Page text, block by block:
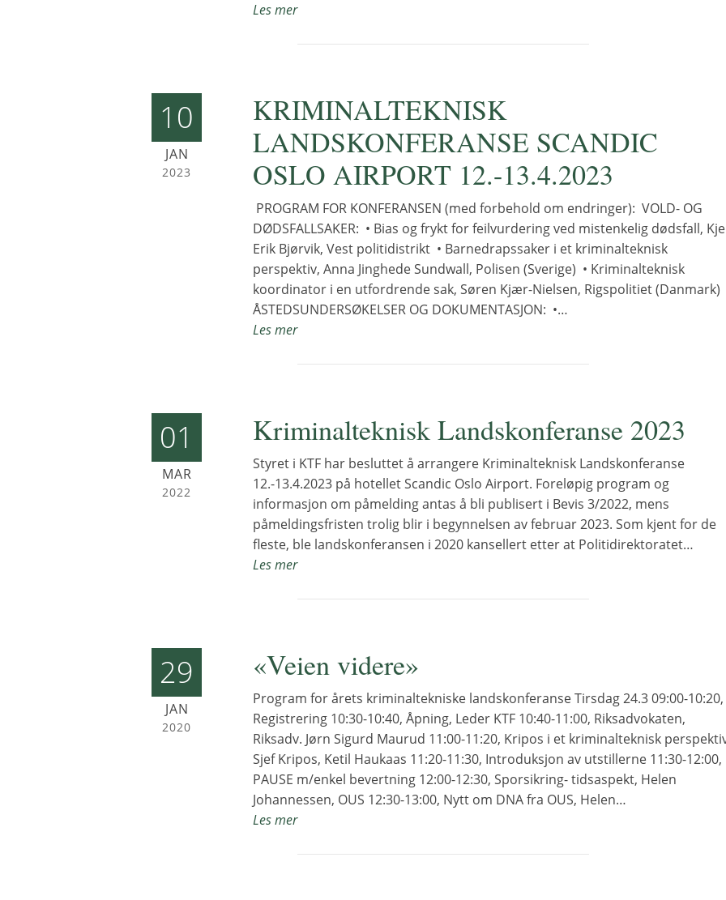
Les mer
10
JAN
2023
KRIMINALTEKNISK
LANDSKONFERANSE SCANDIC
OSLO AIRPORT 12.-13.4.2023
PROGRAM FOR KONFERANSEN (med forbehold om endringer): VOLD- OG
DØDSFALLSAKER: • Bias og frykt for feilvurdering ved mistenkelig dødsfall,
Erik Bjørvik, Vest politidistrikt • Barnedrapssaker i et kriminalteknisk
perspektiv, Anna Jinghede Sundwall, Polisen (Sverige) • Kriminalteknisk
koordinator i en utfordrende sak, Søren Kjær-Nielsen, Rigspolitiet (Danmark)
ÅSTEDSUNDERSØKELSER OG DOKUMENTASJON: •…
Les mer
01
MAR
2022
Kriminalteknisk Landskonferanse 2023
Styret i KTF har besluttet å arrangere Kriminalteknisk Landskonferanse
12.-13.4.2023 på ­hotellet Scandic Oslo Airport. Foreløpig program og
informasjon om påmelding antas å bli ­publisert i Bevis 3/2022, mens
påmeldingsfristen trolig blir i begynnelsen av februar 2023. Som kjent for de
fleste, ble landskonferansen i 2020 kansellert etter at Politidirektoratet…
Les mer
29
JAN
2020
«Veien videre»
Program for årets kriminaltekniske landskonferanse Tirsdag 24.3 09:00-10:20,
Registrering 10:30-10:40, Åpning, Leder KTF 10:40-11:00, Riksadvokaten,
Riksadv. Jørn Sigurd Maurud 11:00-11:20, Kripos i et kriminalteknisk
Sjef Kripos, Ketil Haukaas 11:20-11:30, Introduksjon av utstillerne 11:30-12:00,
PAUSE m/enkel bevertning 12:00-12:30, Sporsikring- tidsaspekt, Helen
Johannessen, OUS 12:30-13:00, Nytt om DNA fra OUS, Helen…
Les mer